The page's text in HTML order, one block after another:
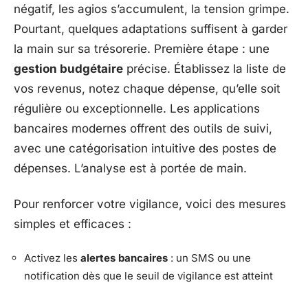
négatif, les agios s’accumulent, la tension grimpe.
Pourtant, quelques adaptations suffisent à garder
la main sur sa trésorerie. Première étape : une
gestion budgétaire précise. Établissez la liste de
vos revenus, notez chaque dépense, qu’elle soit
régulière ou exceptionnelle. Les applications
bancaires modernes offrent des outils de suivi,
avec une catégorisation intuitive des postes de
dépenses. L’analyse est à portée de main.
Pour renforcer votre vigilance, voici des mesures
simples et efficaces :
Activez les alertes bancaires : un SMS ou une
notification dès que le seuil de vigilance est atteint